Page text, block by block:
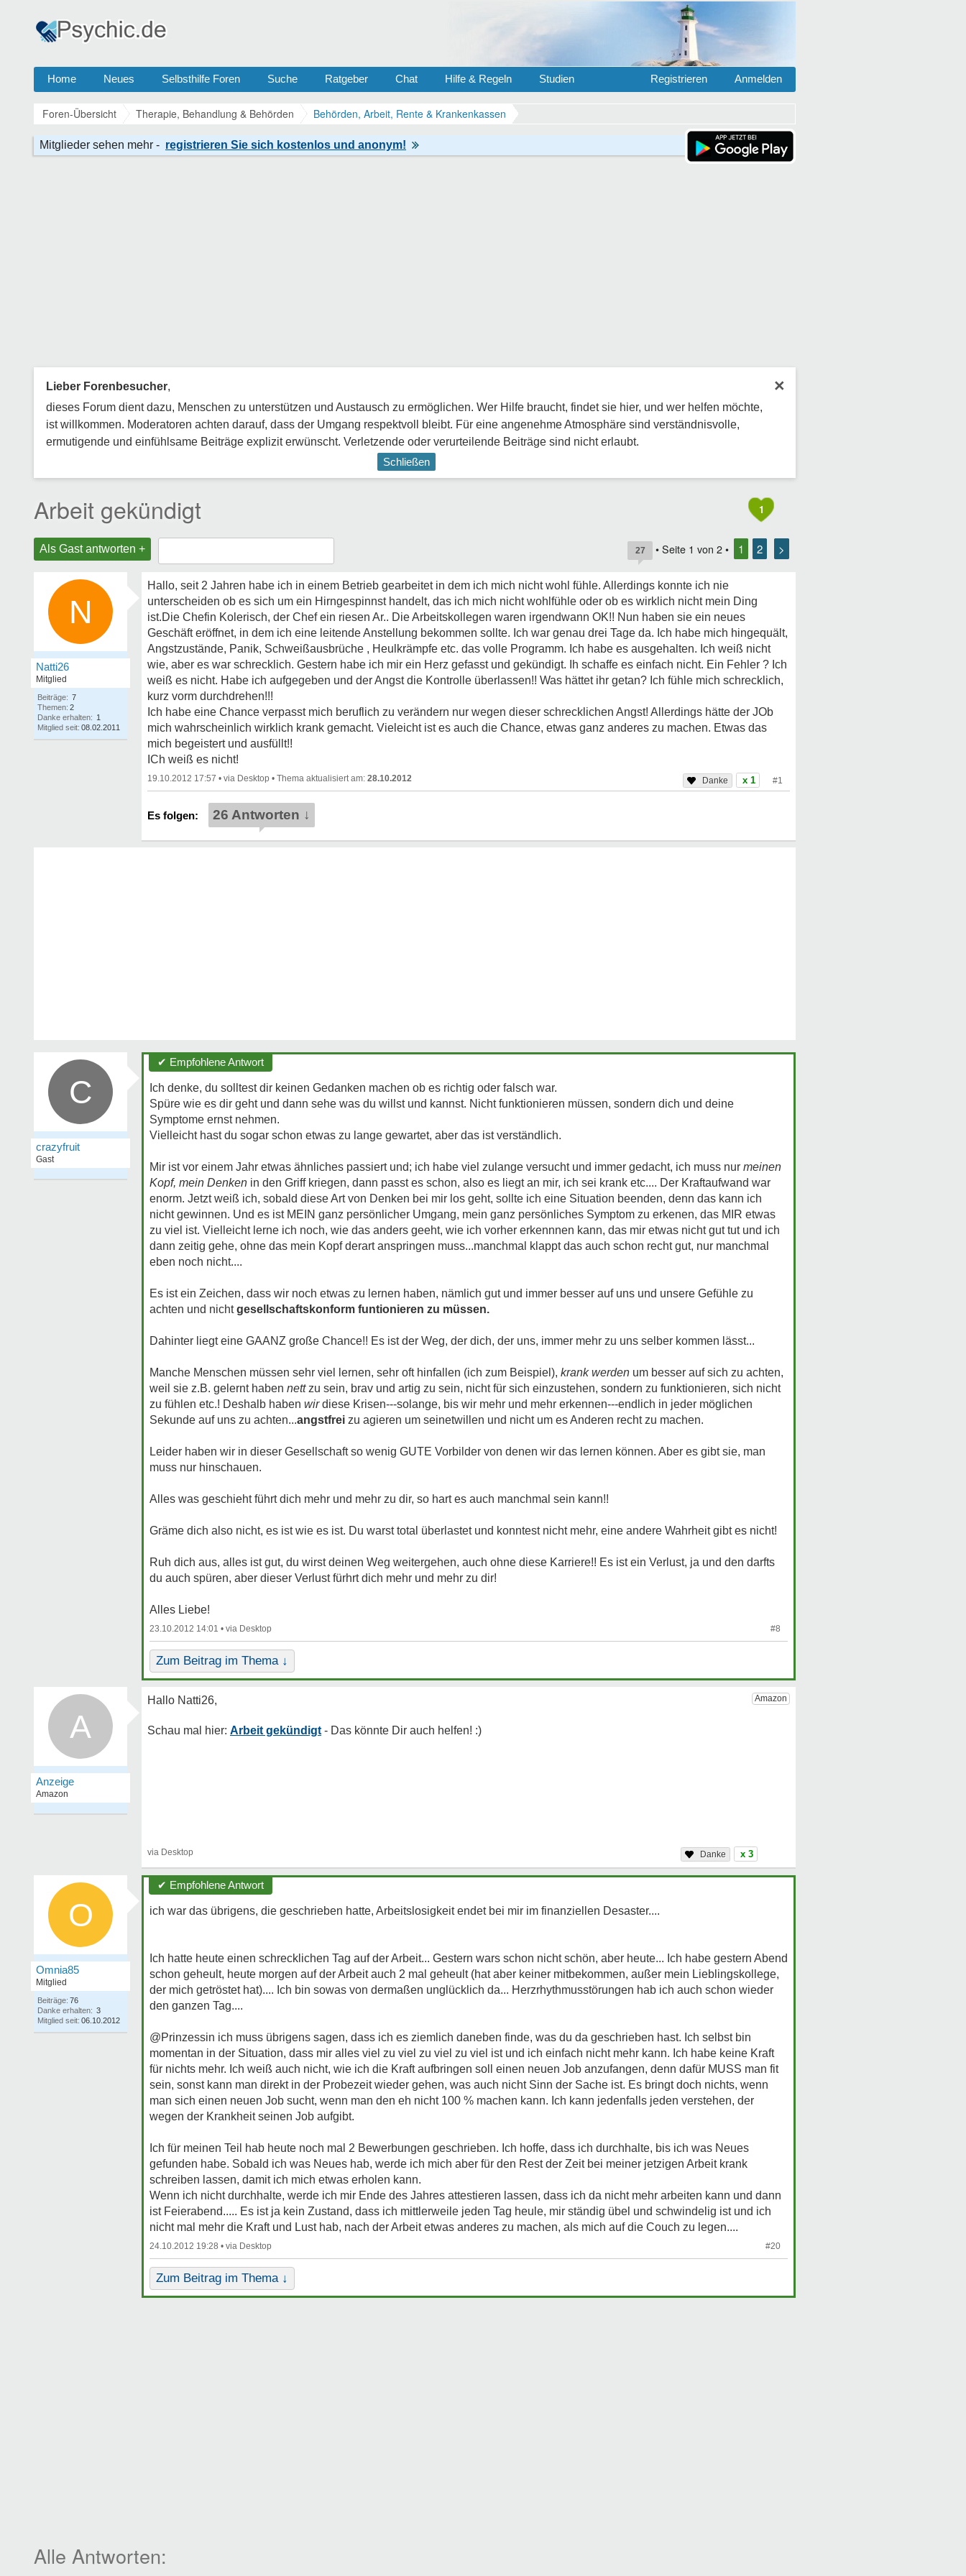
Home Neues Selbsthilfe Foren Suche Ratgeber Chat Hilfe & Regeln Studien Anmelden
Registrieren
Foren-Übersicht Therapie, Behandlung & Behörden Behörden, Arbeit, Rente & Krankenkassen
×
Lieber Forenbesucher,
dieses Forum dient dazu, Menschen zu unterstützen und Austausch zu ermöglichen. Wer Hilfe braucht, findet sie hier, und wer helfen möchte,
ist willkommen. Moderatoren achten darauf, dass der Umgang respektvoll bleibt. Für eine angenehme Atmosphäre sind verständnisvolle,
ermutigende und einfühlsame Beiträge explizit erwünscht. Verletzende oder verurteilende Beiträge sind nicht erlaubt.
Schließen
1
Arbeit gekündigt
Als Gast antworten + 27 • Seite 1 von 2 • 1 2 >
N
Natti26
Mitglied
Beiträge: 7
Themen: 2
Danke erhalten: 1
Mitglied seit: 08.02.2011
Hallo, seit 2 Jahren habe ich in einem Betrieb gearbeitet in dem ich mich nicht wohl fühle. Allerdings konnte ich nie
unterscheiden ob es sich um ein Hirngespinnst handelt, das ich mich nicht wohlfühle oder ob es wirklich nicht mein Ding
ist.Die Chefin Kolerisch, der Chef ein riesen Ar.. Die Arbeitskollegen waren irgendwann OK!! Nun haben sie ein neues
Geschäft eröffnet, in dem ich eine leitende Anstellung bekommen sollte. Ich war genau drei Tage da. Ich habe mich hingequält,
Angstzustände, Panik, Schweißausbrüche , Heulkrämpfe etc. das volle Programm. Ich habe es ausgehalten. Ich weiß nicht
wie, aber es war schrecklich. Gestern habe ich mir ein Herz gefasst und gekündigt. Ih schaffe es einfach nicht. Ein Fehler ? Ich
weiß es nicht. Habe ich aufgegeben und der Angst die Kontrolle überlassen!! Was hättet ihr getan? Ich fühle mich schrecklich,
kurz vorm durchdrehen!!!
Ich habe eine Chance verpasst mich beruflich zu verändern nur wegen dieser schrecklichen Angst! Allerdings hätte der JOb
mich wahrscheinlich wirklich krank gemacht. Vieleicht ist es auch die Chance, etwas ganz anderes zu machen. Etwas das
mich begeistert und ausfüllt!!
ICh weiß es nicht!
19.10.2012 17:57 • • 28.10.2012 x 1 #1
26 Antworten ↓
C
crazyfruit
Gast
✔ Empfohlene Antwort
Ich denke, du solltest dir keinen Gedanken machen ob es richtig oder falsch war.
Spüre wie es dir geht und dann sehe was du willst und kannst. Nicht funktionieren müssen, sondern dich und deine
Symptome ernst nehmen.
Vielleicht hast du sogar schon etwas zu lange gewartet, aber das ist verständlich.
Mir ist vor einem Jahr etwas ähnliches passiert und; ich habe viel zulange versucht und immer gedacht, ich muss nur meinen
Kopf, mein Denken in den Griff kriegen, dann passt es schon, also es liegt an mir, ich sei krank etc.... Der Kraftaufwand war
enorm. Jetzt weiß ich, sobald diese Art von Denken bei mir los geht, sollte ich eine Situation beenden, denn das kann ich
nicht gewinnen. Und es ist MEIN ganz persönlicher Umgang, mein ganz persönliches Symptom zu erkenen, das MIR etwas
zu viel ist. Vielleicht lerne ich noch, wie das anders geeht, wie ich vorher erkennnen kann, das mir etwas nicht gut tut und ich
dann zeitig gehe, ohne das mein Kopf derart anspringen muss...manchmal klappt das auch schon recht gut, nur manchmal
eben noch nicht....
Es ist ein Zeichen, dass wir noch etwas zu lernen haben, nämlich gut und immer besser auf uns und unsere Gefühle zu
achten und nichtgesellschaftskonform funtionieren zu müssen.
Dahinter liegt eine GAANZ große Chance!! Es ist der Weg, der dich, der uns, immer mehr zu uns selber kommen lässt...
Manche Menschen müssen sehr viel lernen, sehr oft hinfallen (ich zum Beispiel), krank werden um besser auf sich zu achten,
weil sie z.B. gelernt haben nettzu sein, brav und artig zu sein, nicht für sich einzustehen, sondern zu funktionieren, sich nicht
zu fühlen etc.! Deshalb haben wirdiese Krisen---solange, bis wir mehr und mehr erkennen---endlich in jeder möglichen
Sekunde auf uns zu achten...angstfrei zu agieren um seinetwillen und nicht um es Anderen recht zu machen.
Leider haben wir in dieser Gesellschaft so wenig GUTE Vorbilder von denen wir das lernen können. Aber es gibt sie, man
muss nur hinschauen.
Alles was geschieht führt dich mehr und mehr zu dir, so hart es auch manchmal sein kann!!
Gräme dich also nicht, es ist wie es ist. Du warst total überlastet und konntest nicht mehr, eine andere Wahrheit gibt es nicht!
Ruh dich aus, alles ist gut, du wirst deinen Weg weitergehen, auch ohne diese Karriere!! Es ist ein Verlust, ja und den darfts
du auch spüren, aber dieser Verlust fürhrt dich mehr und mehr zu dir!
Alles Liebe!
23.10.2012 14:01 • #8
Zum Beitrag im Thema ↓
A Arbeit gekündigt
x 3
O
Omnia85
Mitglied
Beiträge: 76
Danke erhalten: 3
Mitglied seit: 06.10.2012
✔ Empfohlene Antwort
ich war das übrigens, die geschrieben hatte, Arbeitslosigkeit endet bei mir im finanziellen Desaster....
Ich hatte heute einen schrecklichen Tag auf der Arbeit... Gestern wars schon nicht schön, aber heute... Ich habe gestern Abend
schon geheult, heute morgen auf der Arbeit auch 2 mal geheult (hat aber keiner mitbekommen, außer mein Lieblingskollege,
der mich getröstet hat).... Ich bin sowas von dermaßen unglücklich da... Herzrhythmusstörungen hab ich auch schon wieder
den ganzen Tag....
@Prinzessin ich muss übrigens sagen, dass ich es ziemlich daneben finde, was du da geschrieben hast. Ich selbst bin
momentan in der Situation, dass mir alles viel zu viel zu viel zu viel ist und ich einfach nicht mehr kann. Ich habe keine Kraft
für nichts mehr. Ich weiß auch nicht, wie ich die Kraft aufbringen soll einen neuen Job anzufangen, denn dafür MUSS man fit
sein, sonst kann man direkt in der Probezeit wieder gehen, was auch nicht Sinn der Sache ist. Es bringt doch nichts, wenn
man sich einen neuen Job sucht, wenn man den eh nicht 100 % machen kann. Ich kann jedenfalls jeden verstehen, der
wegen der Krankheit seinen Job aufgibt.
Ich für meinen Teil hab heute noch mal 2 Bewerbungen geschrieben. Ich hoffe, dass ich durchhalte, bis ich was Neues
gefunden habe. Sobald ich was Neues hab, werde ich mich aber für den Rest der Zeit bei meiner jetzigen Arbeit krank
schreiben lassen, damit ich mich etwas erholen kann.
Wenn ich nicht durchhalte, werde ich mir Ende des Jahres attestieren lassen, dass ich da nicht mehr arbeiten kann und dann
ist Feierabend..... Es ist ja kein Zustand, dass ich mittlerweile jeden Tag heule, mir ständig übel und schwindelig ist und ich
nicht mal mehr die Kraft und Lust hab, nach der Arbeit etwas anderes zu machen, als mich auf die Couch zu legen....
24.10.2012 19:28 • #20
Zum Beitrag im Thema ↓